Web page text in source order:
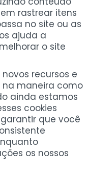
rastrear itens
no site ou as
ajuda a
o site
recursos e
na maneira como
ainda estamos
cookies
que você
os nossos